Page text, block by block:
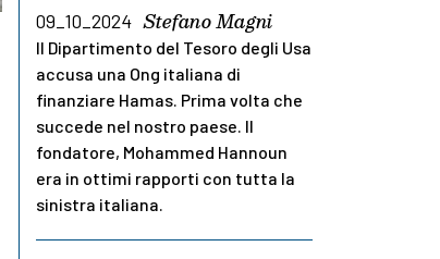
09_10_2024 Stefano Magni
Il Dipartimento del Tesoro degli Usa
accusa una Ong italiana di
finanziare Hamas. Prima volta che
succede nel nostro paese. Il
fondatore, Mohammed Hannoun
era in ottimi rapporti con tutta la
sinistra italiana.